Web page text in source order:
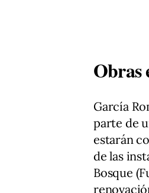
Obras
García
parte de
estarán
de las
Bosque